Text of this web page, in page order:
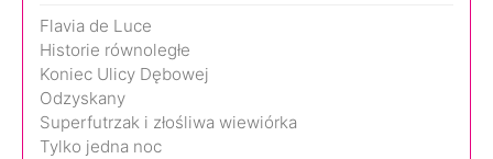
Flavia de Luce
Historie równoległe
Koniec Ulicy Dębowej
Odzyskany
Superfutrzak i złośliwa wiewiórka
Tylko jedna noc